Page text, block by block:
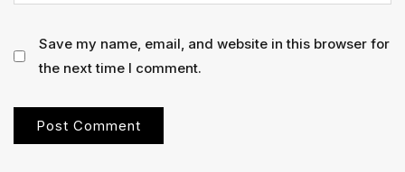
Save my name, email, and website in this browser for
the next time I comment.